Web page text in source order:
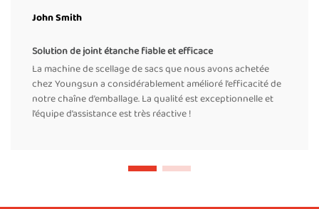
John Smith
Solution de joint étanche fiable et efficace
La machine de scellage de sacs que nous avons achetée
chez Youngsun a considérablement amélioré l’efficacité de
notre chaîne d’emballage. La qualité est exceptionnelle et
l’équipe d’assistance est très réactive !